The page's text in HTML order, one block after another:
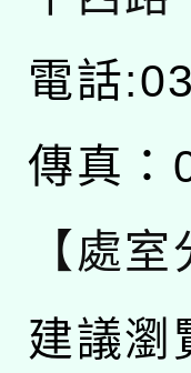
電話
傳真：
【處室
建議瀏